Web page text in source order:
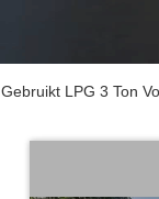
LPG 3 Ton